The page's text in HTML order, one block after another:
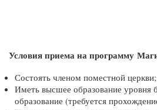
Условия приема на программу
Состоять членом поместной церкви;
Иметь высшее образование уровня
образование (требуется